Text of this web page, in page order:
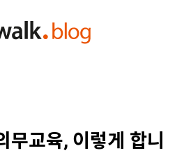
무교육, 이렇게 합니